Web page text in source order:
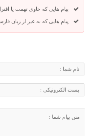
پیام هایی که حاوی تهمت یا
پیام هایی که به غیر از زبان